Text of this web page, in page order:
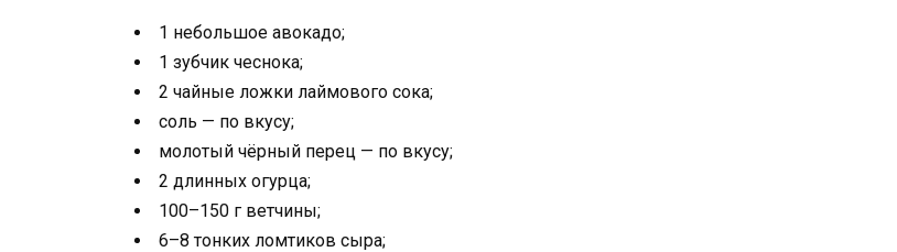
1 небольшое авокадо;
1 зубчик чеснока;
2 чайные ложки лаймового сока;
соль — по вкусу;
молотый чёрный перец — по вкусу;
2 длинных огурца;
100–150 г ветчины;
6–8 тонких ломтиков сыра;